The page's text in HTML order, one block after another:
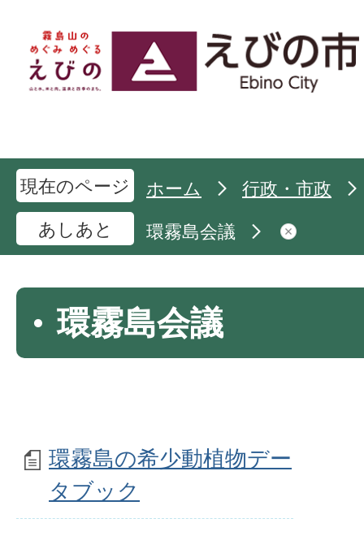
現在のページ ホーム
行政・市政
あしあと
環霧島会議
環霧島会議
環霧島の希少動植物デー
タブック